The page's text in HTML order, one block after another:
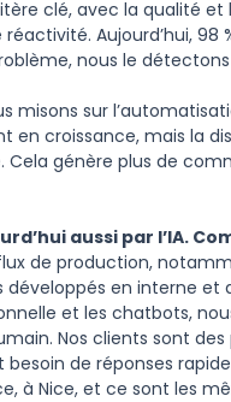
clé, avec la qualité et
Aujourd’hui,
nous le
misons sur
en croissance, mais la
génère plus de
aussi par l’IA.
de production,
développés en interne et
et les chatbots,
Nos clients sont
de réponses
à Nice, et ce sont les